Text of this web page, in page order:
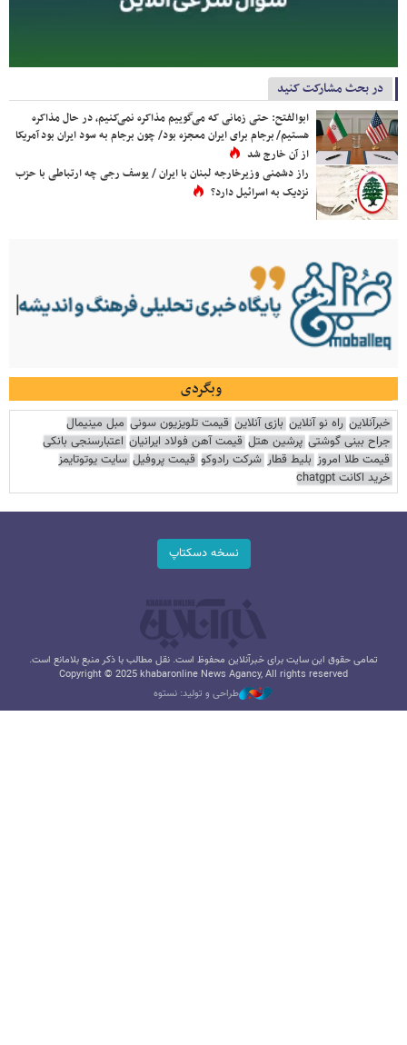
در بحث مشارکت کنید
ابوالفتح: حتی زمانی که می‌گوییم مذاکره نمی‌کنیم، در حال مذاکره
هستیم/ برجام برای ایران معجزه بود/ چون برجام به سود ایران بود آمریکا
از آن خارج شد
راز دشمنی وزیرخارجه لبنان با ایران / یوسف رجی چه ارتباطی با حزب
نزدیک به اسرائیل دارد؟
وبگردی
خبرآنلاین راه نو آنلاین بازی آنلاین قیمت تلویزیون سونی مبل مینیمال
جراح بینی گوشتی پرشین هتل قیمت آهن فولاد ایرانیان اعتبارسنجی بانکی
قیمت طلا امروز بلیط قطار شرکت رادوکو قیمت پروفیل سایت یوتوتایمز
خرید اکانت chatgpt
نسخه دسکتاپ
تمامی حقوق این سایت برای خبرآنلاین محفوظ است. نقل مطالب با ذکر منبع بلامانع است.
Copyright © 2025 khabaronline News Agancy, All rights reserved
طراحی و تولید: نستوه